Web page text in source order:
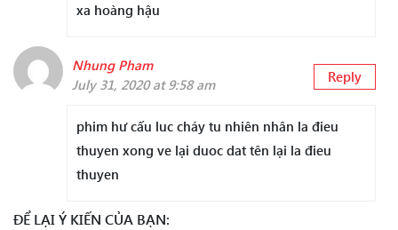
xa hoàng hậu
Nhung Pham
July 31, 2020 at 9:58 am
Reply
phim hư cấu luc cháy tu nhiên nhân la đieu
thuyen xong ve lại duoc dat tên lại la đieu
thuyen
ĐỂ LẠI Ý KIẾN CỦA BẠN: